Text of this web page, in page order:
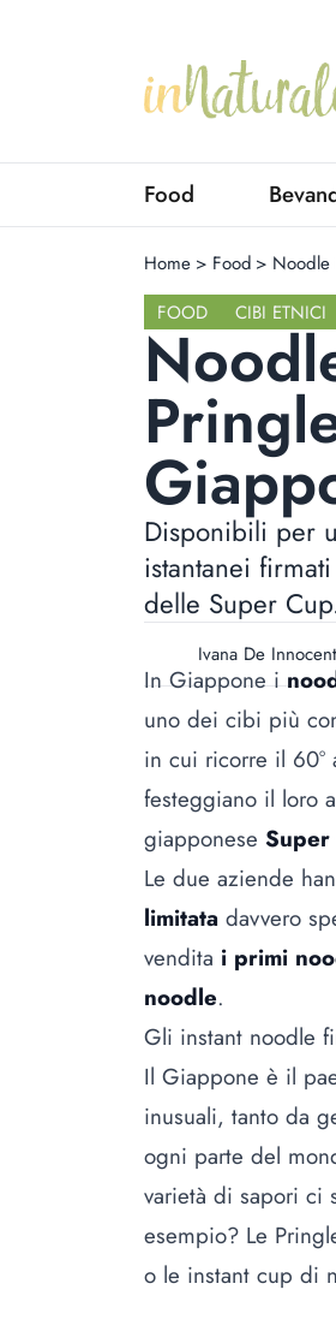
Food
Home > Food > Noodle
FOOD
CIBI ETNICI
Disponibili per
istantanei
delle Super
Ivana De
In Giappone i
uno dei cibi più
in cui ricorre il 60°
festeggiano il loro
giapponese Super
Le due aziende
limitata davvero
vendita i primi
noodle.
Gli instant noodle
Il Giappone è il
inusuali, tanto da
ogni parte del
varietà di sapori ci
esempio? Le
o le instant cup di